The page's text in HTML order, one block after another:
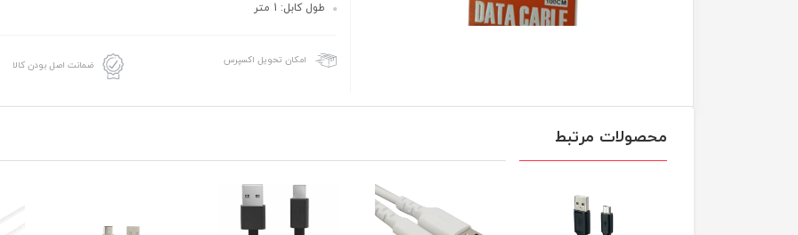
طول کابل: 1 متر
امکان تحویل اکسپرس ضمانت اصل بودن کالا
محصولات مرتبط